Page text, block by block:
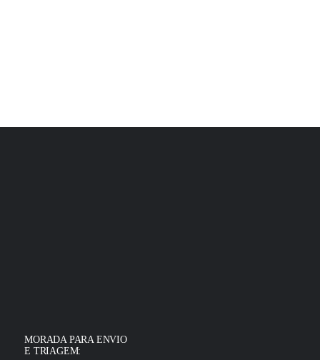
MORADA PARA ENVIO
E TRIAGEM: